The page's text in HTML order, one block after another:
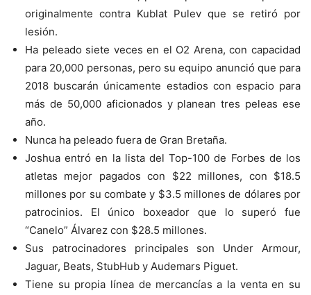
originalmente contra Kublat Pulev que se retiró por
lesión.
Ha peleado siete veces en el O2 Arena, con capacidad
para 20,000 personas, pero su equipo anunció que para
2018 buscarán únicamente estadios con espacio para
más de 50,000 aficionados y planean tres peleas ese
año.
Nunca ha peleado fuera de Gran Bretaña.
Joshua entró en la lista del Top-100 de Forbes de los
atletas mejor pagados con $22 millones, con $18.5
millones por su combate y $3.5 millones de dólares por
patrocinios. El único boxeador que lo superó fue
“Canelo” Álvarez con $28.5 millones.
Sus patrocinadores principales son Under Armour,
Jaguar, Beats, StubHub y Audemars Piguet.
Tiene su propia línea de mercancías a la venta en su